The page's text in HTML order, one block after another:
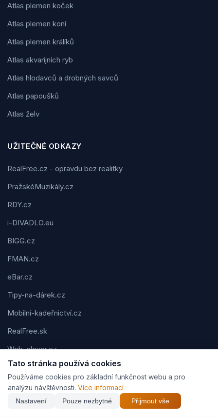
Atlas plemen koček
Atlas plemen koní
Atlas plemen králíků
Atlas akvarijních ryb
Atlas hlodavců a drobných savců
Atlas papoušků
Atlas želv
UŽITEČNÉ ODKAZY
RealFree.cz - opravdu bez realitky
PražskéMuzikály.cz
RDY.cz
i-DIVADLO.eu
BIGG.cz
FMAN.cz
eBar.cz
Tipy-na-dárek.cz
Mobilní-kadeřnictví.cz
RealFree.sk
Web-clever.cz
Kvízov.cz
Karavaning.net
CVčko.eu
Tato stránka používá cookies
Používáme cookies pro základní funkčnost webu a pro
analýzu návštěvnosti. Více informací
Nastavení Pouze nezbytné Přijmout vše